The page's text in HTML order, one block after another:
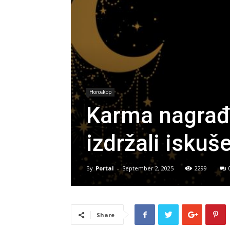
Horoskop
Karma
izdržali
By Portal - September 2, 2025 2299
Share